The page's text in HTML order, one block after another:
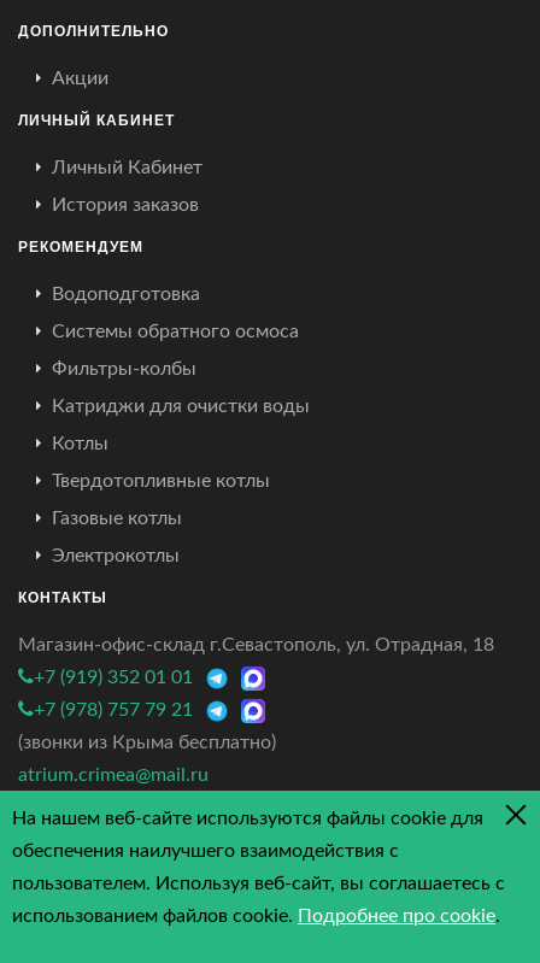
ДОПОЛНИТЕЛЬНО
Акции
ЛИЧНЫЙ КАБИНЕТ
Личный Кабинет
История заказов
РЕКОМЕНДУЕМ
Водоподготовка
Системы обратного осмоса
Фильтры-колбы
Катриджи для очистки воды
Котлы
Твердотопливные котлы
Газовые котлы
Электрокотлы
КОНТАКТЫ
Магазин-офис-склад г.Севастополь, ул. Отрадная, 18
+7 (919) 352 01 01
+7 (978) 757 79 21
(звонки из Крыма бесплатно)
atrium.crimea@mail.ru
4.7/5 - 3 отзыва
На нашем веб-сайте используются файлы cookie для
обеспечения наилучшего взаимодействия с
пользователем. Используя веб-сайт, вы соглашаетесь с
использованием файлов cookie. Подробнее про cookie.